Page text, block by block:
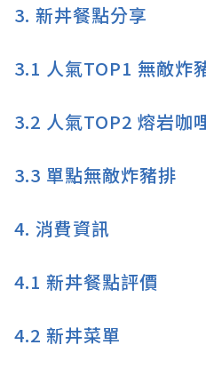
3. 新丼餐點分享
3.1 人氣TOP1 無敵炸
3.2 人氣TOP2 熔岩咖
3.3 單點無敵炸豬排
4. 消費資訊
4.1 新丼餐點評價
4.2 新丼菜單